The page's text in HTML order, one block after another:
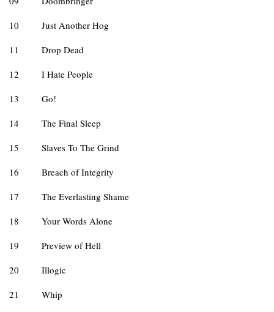
10
Just Another Hog
11
Drop Dead
12
I Hate People
13
Go!
14
The Final Sleep
15
Slaves To The Grind
16
Breach of Integrity
17
The Everlasting Shame
18
Your Words Alone
19
Preview of Hell
20
Illogic
21
Whip